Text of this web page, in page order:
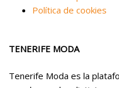
Política de cookies
TENERIFE MODA
Tenerife Moda es la